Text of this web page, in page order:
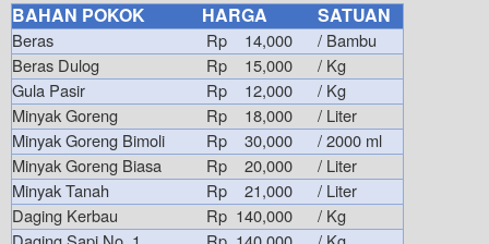
BAHAN POKOK HARGA SATUAN
Beras Rp 14,000
/ Bambu
Beras Dulog
Rp 15,000
/ Kg
Gula Pasir
Rp 12,000
/ Kg
Minyak Goreng
Rp 18,000
/ Liter
Minyak Goreng Bimoli
Rp 30,000
/ 2000 ml
Minyak Goreng Biasa
Rp 20,000
/ Liter
Minyak Tanah
Rp 21,000
/ Liter
Daging Kerbau
Rp 140,000
/ Kg